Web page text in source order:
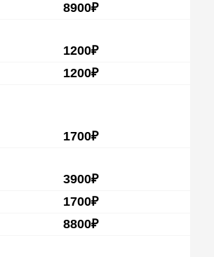
8900₽
1200₽
1200₽
1700₽
3900₽
1700₽
8800₽